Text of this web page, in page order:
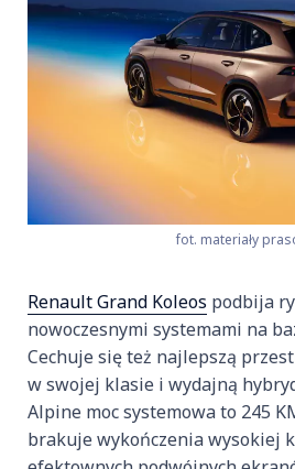
fot. materiały
Renault Grand Koleos podbija
nowoczesnymi systemami na
Cechuje się też najlepszą
w swojej klasie i wydajną
Alpine moc systemowa to 245
brakuje wykończenia wysokiej